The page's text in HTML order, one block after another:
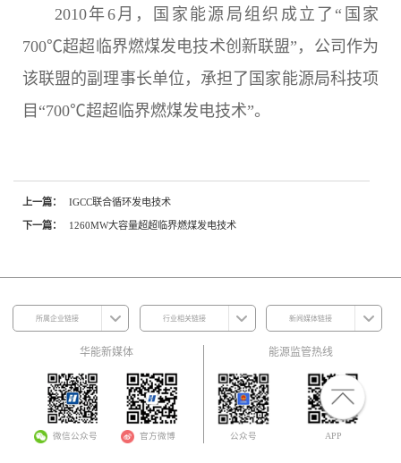
2010年6月，国家能源局组织成立了“国家
700℃超超临界燃煤发电技术创新联盟”，公司作为
该联盟的副理事长单位，承担了国家能源局科技项
目“700℃超超临界燃煤发电技术”。
上一篇： IGCC联合循环发电技术
下一篇： 1260MW大容量超超临界燃煤发电技术
所属企业链接 行业相关链接 新闻媒体链接
华能新媒体
微信公众号 官方微博
能源监管热线
公众号 APP